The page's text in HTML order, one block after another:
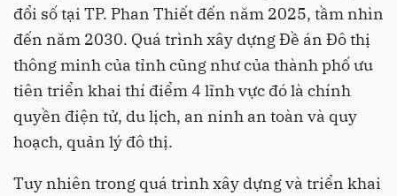
đổi số tại TP. Phan Thiết đến năm 2025, tầm nhìn
đến năm 2030. Quá trình xây dựng Đề án Đô thị
thông minh của tỉnh cũng như của thành phố ưu
tiên triển khai thí điểm 4 lĩnh vực đó là chính
quyền điện tử, du lịch, an ninh an toàn và quy
hoạch, quản lý đô thị.
Tuy nhiên trong quá trình xây dựng và triển khai